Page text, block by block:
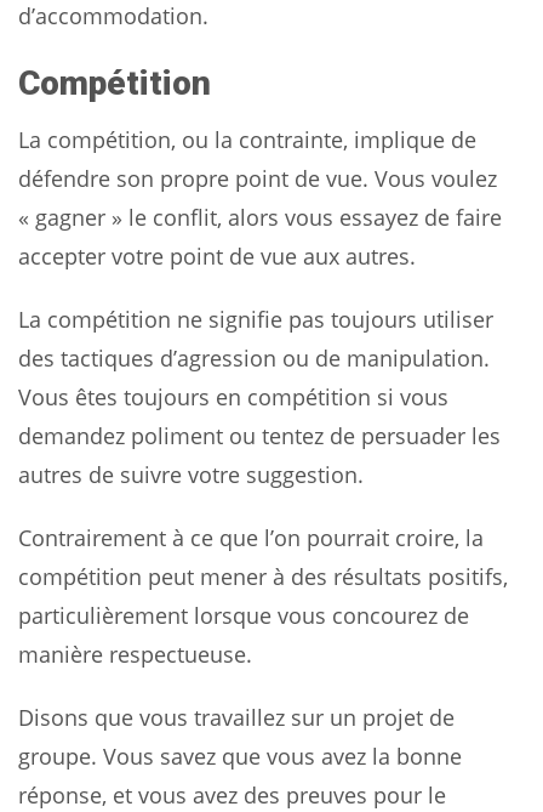
d’accommodation.
Compétition
La compétition, ou la contrainte, implique de
défendre son propre point de vue. Vous voulez
« gagner » le conflit, alors vous essayez de faire
accepter votre point de vue aux autres.
La compétition ne signifie pas toujours utiliser
des tactiques d’agression ou de manipulation.
Vous êtes toujours en compétition si vous
demandez poliment ou tentez de persuader les
autres de suivre votre suggestion.
Contrairement à ce que l’on pourrait croire, la
compétition peut mener à des résultats positifs,
particulièrement lorsque vous concourez de
manière respectueuse.
Disons que vous travaillez sur un projet de
groupe. Vous savez que vous avez la bonne
réponse, et vous avez des preuves pour le